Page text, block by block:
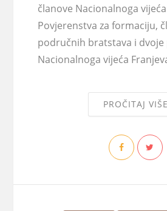
članove Nacionalnoga
Povjerenstva za formaciju,
područnih bratstava i dvoje
Nacionalnoga vijeća
PROČITAJ VIŠE